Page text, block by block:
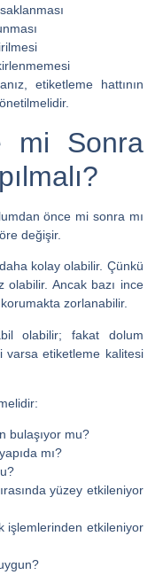
etiketleme hattının
mi Sonra
önce mi sonra mı
değişir.
kolay olabilir. Çünkü
Ancak bazı ince
zorlanabilir.
olabilir; fakat dolum
varsa etiketleme kalitesi
bulaşıyor mu?
mı?
yüzey etkileniyor
işlemlerinden etkileniyor